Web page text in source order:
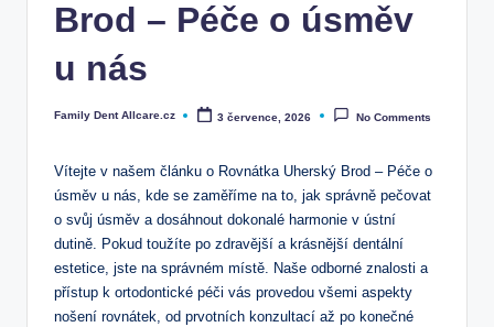
Brod – Péče o úsměv
u nás
Posted
Family Dent Allcare.cz 3 července, 2026 No Comments
Vítejte v našem článku o Rovnátka Uherský Brod – Péče o
úsměv u nás, kde se zaměříme na to, jak správně pečovat
o svůj úsměv a dosáhnout dokonalé harmonie v ústní
dutině. Pokud toužíte po zdravější a krásnější dentální
estetice, jste na správném místě. Naše odborné znalosti a
přístup k ortodontické péči vás provedou všemi aspekty
nošení rovnátek, od prvotních konzultací až po konečné